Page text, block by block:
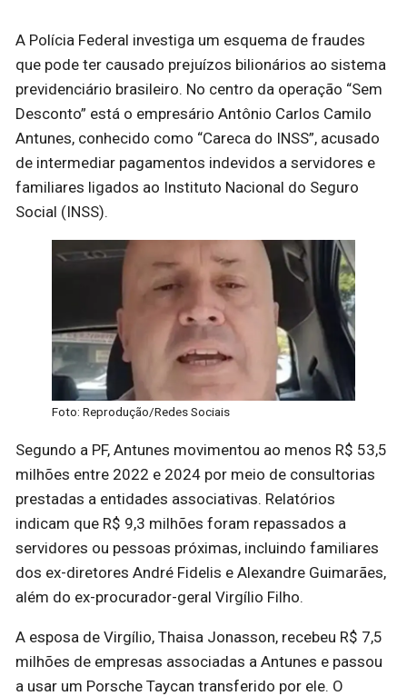
A Polícia Federal investiga um esquema de fraudes
que pode ter causado prejuízos bilionários ao sistema
previdenciário brasileiro. No centro da operação “Sem
Desconto” está o empresário Antônio Carlos Camilo
Antunes, conhecido como “Careca do INSS”, acusado
de intermediar pagamentos indevidos a servidores e
familiares ligados ao Instituto Nacional do Seguro
Social (INSS).
Foto: Reprodução/Redes Sociais
Segundo a PF, Antunes movimentou ao menos R$ 53,5
milhões entre 2022 e 2024 por meio de consultorias
prestadas a entidades associativas. Relatórios
indicam que R$ 9,3 milhões foram repassados a
servidores ou pessoas próximas, incluindo familiares
dos ex-diretores André Fidelis e Alexandre Guimarães,
além do ex-procurador-geral Virgílio Filho.
A esposa de Virgílio, Thaisa Jonasson, recebeu R$ 7,5
milhões de empresas associadas a Antunes e passou
a usar um Porsche Taycan transferido por ele. O